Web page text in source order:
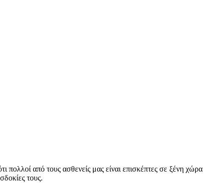
από τους ασθενείς μας είναι επισκέπτες σε ξένη χώρα
τους.